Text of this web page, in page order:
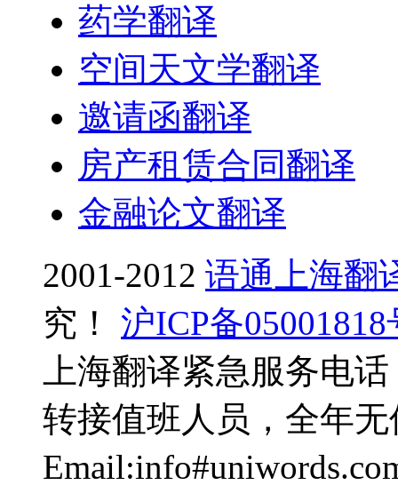
药学翻译
空间天文学翻译
邀请函翻译
房产租赁合同翻译
金融论文翻译
2001-2012 语通上海翻
究！
沪ICP备05001818
上海翻译紧急服务电
转接值班人员，全年无